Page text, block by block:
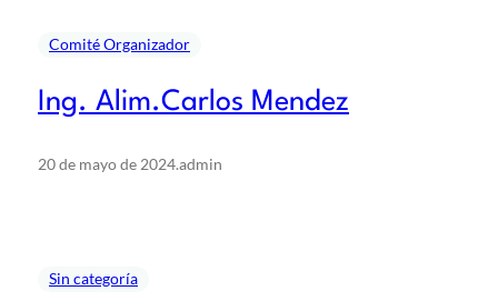
Comité Organizador
Ing. Alim.Carlos Mendez
20 de mayo de 2024.admin
Sin categoría